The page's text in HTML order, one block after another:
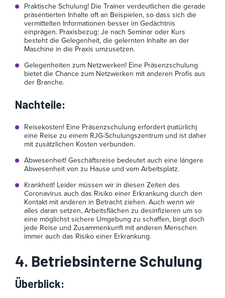
Praktische Schulung! Die Trainer verdeutlichen die gerade
präsentierten Inhalte oft an Beispielen, so dass sich die
vermittelten Informationen besser im Gedächtnis
einprägen. Praxisbezug: Je nach Seminar oder Kurs
besteht die Gelegenheit, die gelernten Inhalte an der
Maschine in die Praxis umzusetzen.
Gelegenheiten zum Netzwerken! Eine Präsenzschulung
bietet die Chance zum Netzwerken mit anderen Profis aus
der Branche.
Nachteile:
Reisekosten! Eine Präsenzschulung erfordert (natürlich)
eine Reise zu einem RJG-Schulungszentrum und ist daher
mit zusätzlichen Kosten verbunden.
Abwesenheit! Geschäftsreise bedeutet auch eine längere
Abwesenheit von zu Hause und vom Arbeitsplatz.
Krankheit! Leider müssen wir in diesen Zeiten des
Coronavirus auch das Risiko einer Erkrankung durch den
Kontakt mit anderen in Betracht ziehen. Auch wenn wir
alles daran setzen, Arbeitsflächen zu desinfizieren um so
eine möglichst sichere Umgebung zu schaffen, birgt doch
jede Reise und Zusammenkunft mit anderen Menschen
immer auch das Risiko einer Erkrankung.
4. Betriebsinterne Schulung
Überblick: